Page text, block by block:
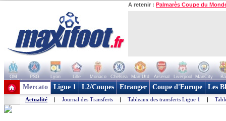
A retenir : Palmarès Coupe du
OM PSG Lyon Lille Monaco Chelsea Man Utd Arsenal Liverpool ManCity
+ de clubs
Mercato Ligue 1 L2/Coupes Etranger Coupe d'Europe Les
Actualité | Journal des Transferts | Tableaux des transferts Ligue 1 |